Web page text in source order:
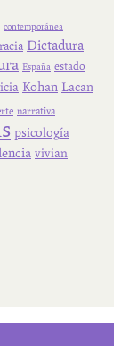
contemporánea
Dictadura
España estado
Kohan Lacan
narrativa
psicología
vivian